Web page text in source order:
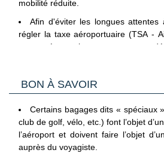
Blanchisserie
Boutique
mobilité réduite.
Afin d'éviter les longues attentes
régler la taxe aéroportuaire (TSA -
vous pré-enregistrant avant votre
jours avant) en contactant
BON À SAVOIR
Certains bagages dits « spéciaux
club de golf, vélo, etc.) font l’objet
l’aéroport et doivent faire l’objet
auprès du voyagiste.